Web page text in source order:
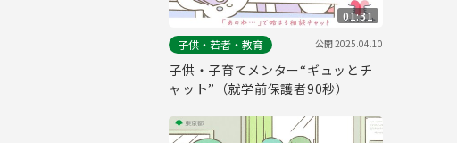
01:31
子供・若者・教育
公開2025.04.10
子供・子育てメンター“ギュッとチ
ャット”（就学前保護者90秒）